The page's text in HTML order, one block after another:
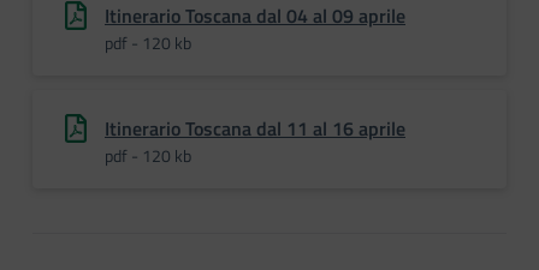
Itinerario Toscana dal 04 al 09 aprile
pdf - 120 kb
Itinerario Toscana dal 11 al 16 aprile
pdf - 120 kb